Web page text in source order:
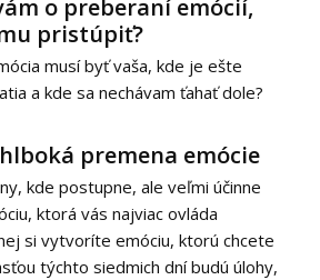
o preberaní emócií,
pristúpiť?
musí byť vaša, kde je ešte
a kde sa nechávam ťahať dole?
premena emócie
kde postupne, ale veľmi účinne
ktorá vás najviac ovláda
si vytvoríte emóciu, ktorú chcete
týchto siedmich dní budú úlohy,